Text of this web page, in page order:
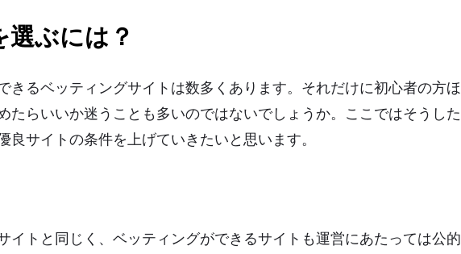
ぶには？
きるベッティングサイトは数多くあります。それだけに初心者の方ほ
たらいいか迷うことも多いのではないでしょうか。ここではそうした
良サイトの条件を上げていきたいと思います。
イトと同じく、ベッティングができるサイトも運営にあたっては公的